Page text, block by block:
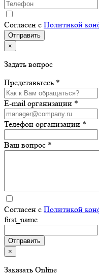
Согласен с Политикой
×
Задать вопрос
Представьтесь *
E-mail организации *
Телефон организации *
Ваш вопрос *
Согласен с Политикой
first_name
×
Заказать Online